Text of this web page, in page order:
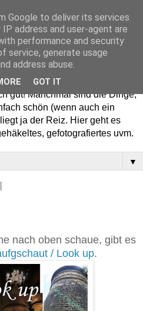
Einfach und schön -
gut! Manchmal sind die Dinge,
schön (wenn auch ein
ja der Reiz. Hier geht es
gefotografiertes uvm.
▼
nach oben schaue, gibt es
/ Look up.
Google to deliver its services
address and user-agent are
performance and security
service, generate usage
address abuse.
GOT IT